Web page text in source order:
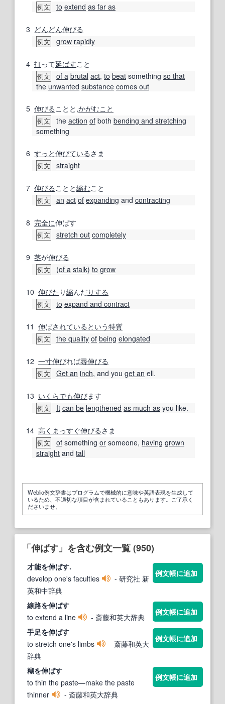
例文 to extend as far as
3 どんどん伸びる
例文 grow rapidly
4 打って延ばすこと
例文 of a brutal act, to beat something so that
the unwanted substance comes out
5 伸びる ことと,かがむこと
例文 the action of both bending and stretching
something
6 すっと伸びているさま
例文 straight
7 伸びる ことと縮むこと
例文 an act of expanding and contracting
8 完全に伸ばす
例文 stretch out completely
9 茎が伸びる
例文 (of a stalk) to grow
10 伸びた り縮んだりする
例文 to expand and contract
11 伸ばされている という特質
例文 the quality of being elongated
12 一寸伸びれば尋伸びる
例文 Get an inch, and you get an ell.
13 いくらでも伸びます
例文 It can be lengthened as much as you like.
14 高く まっすぐ伸びるさま
例文 of something or someone, having grown
straight and tall
Weblio例文辞書はプログラムで機械的に意味や英語表現を生成して
いるため、不適切な項目が含まれていることもあります。ご了承く
ださいませ。
「伸ばす」を含む例文一覧 (950)
才能を伸ばす.
develop one's faculties
- 研究社 新
英和中辞典
例文帳に追加
線路を伸ばす
to extend a line
- 斎藤和英大辞典
例文帳に追加
手足を伸ばす
to stretch one's limbs
- 斎藤和英大
辞典
例文帳に追加
糊を伸ばす
to thin the paste―make the paste
thinner
- 斎藤和英大辞典
例文帳に追加